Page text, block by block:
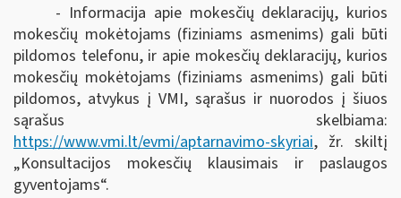
- Informacija apie mokesčių deklaracijų, kurios
mokesčių mokėtojams (fiziniams asmenims) gali būti
pildomos telefonu, ir apie mokesčių deklaracijų, kurios
mokesčių mokėtojams (fiziniams asmenims) gali būti
pildomos, atvykus į VMI, sąrašus ir nuorodos į šiuos
sąrašus skelbiama:
https://www.vmi.lt/evmi/aptarnavimo-skyriai, žr. skiltį
„Konsultacijos mokesčių klausimais ir paslaugos
gyventojams“.